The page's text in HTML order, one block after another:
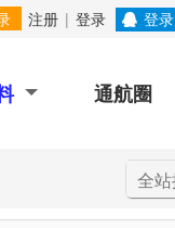
注册 | 登录 登录
通航圈